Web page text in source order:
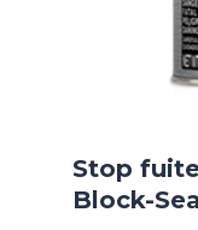
Stop
Block-